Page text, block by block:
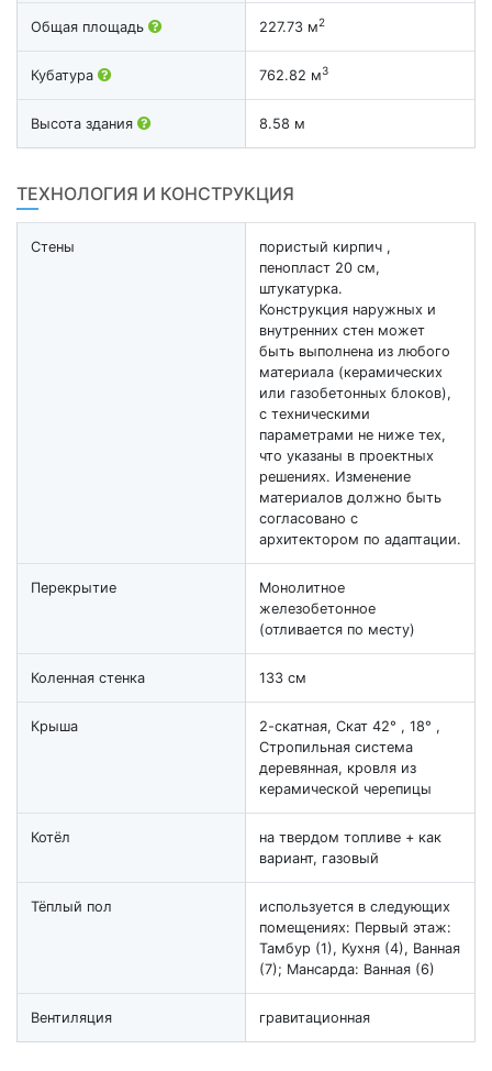
Общая площадь 227.73 м2
Кубатура 762.82 м3
Высота здания 8.58 м
ТЕХНОЛОГИЯ И КОНСТРУКЦИЯ
Стены
пористый кирпич ,
пенопласт 20 см,
штукатурка.
Конструкция наружных и
внутренних стен может
быть выполнена из любого
материала (керамических
или газобетонных блоков),
с техническими
параметрами не ниже тех,
что указаны в проектных
решениях. Изменение
материалов должно быть
согласовано с
архитектором по адаптации.
Перекрытие
Монолитное
железобетонное
(отливается по месту)
Коленная стенка 133 см
Крыша
2-скатная, Скат 42° , 18° ,
Стропильная система
деревянная, кровля из
керамической черепицы
Котёл
на твердом топливе + как
вариант, газовый
Тёплый пол
используется в следующих
помещениях: Первый этаж:
Тамбур (1), Кухня (4), Ванная
(7); Мансарда: Ванная (6)
Вентиляция гравитационная